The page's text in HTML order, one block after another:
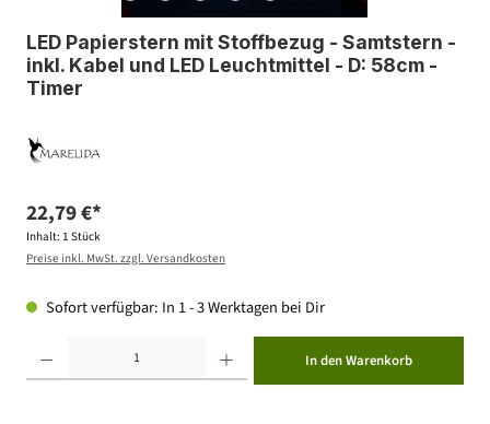
LED Papierstern mit Stoffbezug - Samtstern -
inkl. Kabel und LED Leuchtmittel - D: 58cm -
Timer
22,79 €*
Inhalt: 1 Stück
Preise inkl. MwSt. zzgl. Versandkosten
Sofort verfügbar: In 1 - 3 Werktagen bei Dir
In den Warenkorb